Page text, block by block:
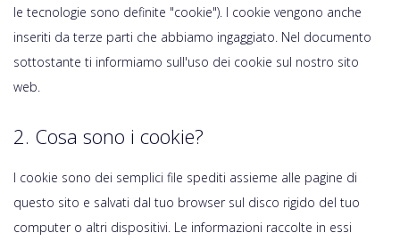
le tecnologie sono definite "cookie"). I cookie vengono anche
inseriti da terze parti che abbiamo ingaggiato. Nel documento
sottostante ti informiamo sull'uso dei cookie sul nostro sito
web.
2. Cosa sono i cookie?
I cookie sono dei semplici file spediti assieme alle pagine di
questo sito e salvati dal tuo browser sul disco rigido del tuo
computer o altri dispositivi. Le informazioni raccolte in essi